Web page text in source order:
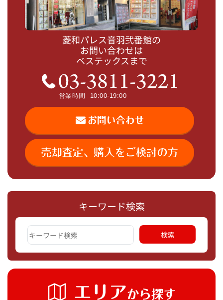
キーワード検索
菱和パレス音羽弐番館の
お問い合わせは
ベステックスまで